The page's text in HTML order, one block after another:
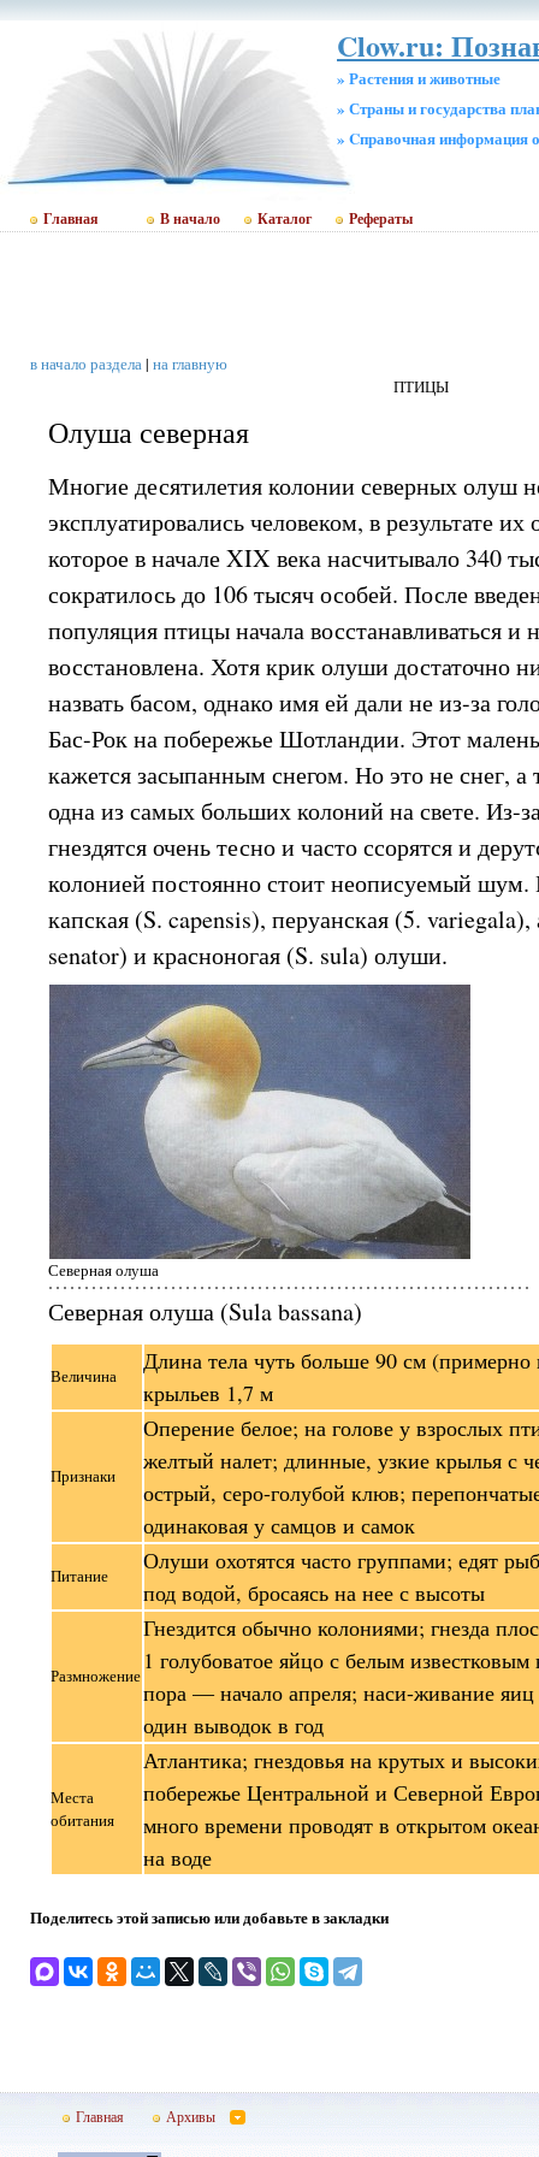
Clow.ru:
» Растения и животные
» Страны и государства
» Cправочная информация
Главная В начало Каталог Рефераты
в начало раздела| на главную
ПТИЦЫ
Олуша северная
Многие десятилетия колонии северных олуш
эксплуатировались человеком, в результате
которое в начале XIX века насчитывало 340
сократилось до 106 тысяч особей. После
популяция птицы начала восстанавливаться и
восстановлена. Хотя крик олуши достаточно
назвать басом, однако имя ей дали не из-за
Бас-Рок на побережье Шотландии. Этот
кажется засыпанным снегом. Но это не снег,
одна из самых больших колоний на свете. Из-
гнездятся очень тесно и часто ссорятся и
колонией постоянно стоит неописуемый
капская (S. capensis), перуанская (5. variegala),
senator) и красноногая (S. sula) олуши.
Северная олуша
Северная олуша (Sula bassana)
Величина
Длина тела чуть больше 90 см (примерно
крыльев 1,7 м
Признаки
Оперение белое; на голове у взрослых
желтый налет; длинные, узкие крылья с
острый, серо-голубой клюв;
одинаковая у самцов и самок
Питание
Олуши охотятся часто группами; едят
под водой, бросаясь на нее с высоты
Размножение
Гнездится обычно колониями; гнезда
1 голубоватое яйцо с белым известковым
пора — начало апреля; наси-живание яиц
один выводок в год
Места
обитания
Атлантика; гнездовья на крутых и
побережье Центральной и Северной
много времени проводят в открытом
на воде
Поделитесь этой записью или добавьте в закладки
Главная Архивы